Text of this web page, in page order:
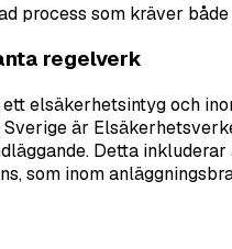
process som kräver
regelverk
elsäkerhetsintyg och
är
Detta
som inom